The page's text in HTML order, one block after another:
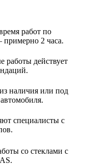
работ по
2 часа.
работы действует
наличия или под
специалисты с
со стеклами с